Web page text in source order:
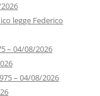
legge Federico
– 04/08/2026
– 04/08/2026